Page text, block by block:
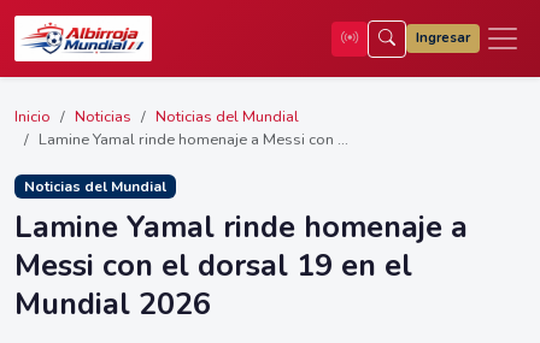
Ingresar
Inicio Noticias
Noticias del Mundial
Lamine Yamal rinde homenaje a Messi con ...
Noticias del Mundial
Lamine Yamal rinde homenaje a
Messi con el dorsal 19 en el
Mundial 2026